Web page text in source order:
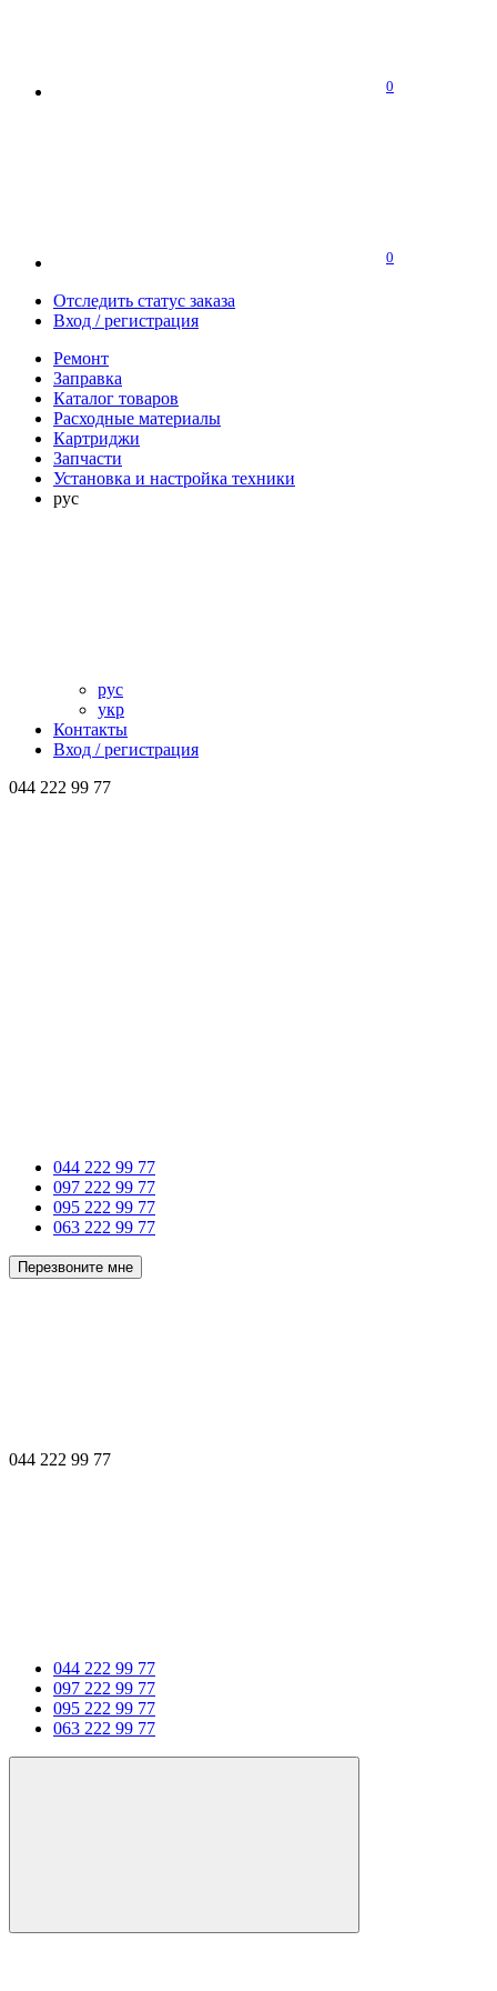
0
0
Отследить статус заказа
Вход / регистрация
Ремонт
Заправка
Каталог товаров
Расходные материалы
Картриджи
Запчасти
Установка и настройка техники
рус
рус
укр
Контакты
Вход / регистрация
044 222 99 77
044 222 99 77
097 222 99 77
095 222 99 77
063 222 99 77
Перезвоните мне
044 222 99 77
044 222 99 77
097 222 99 77
095 222 99 77
063 222 99 77